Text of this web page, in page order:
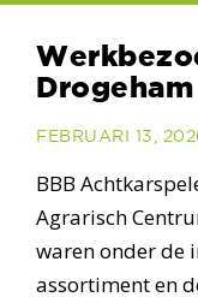
Drogeham
FEBRUARI 13,
BBB
Agrarisch
waren onder de
assortiment en